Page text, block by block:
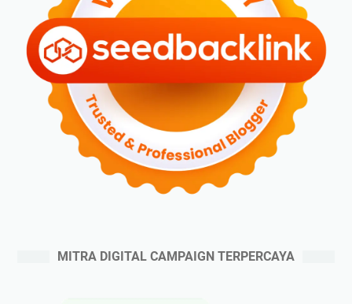
MITRA DIGITAL CAMPAIGN TERPERCAYA